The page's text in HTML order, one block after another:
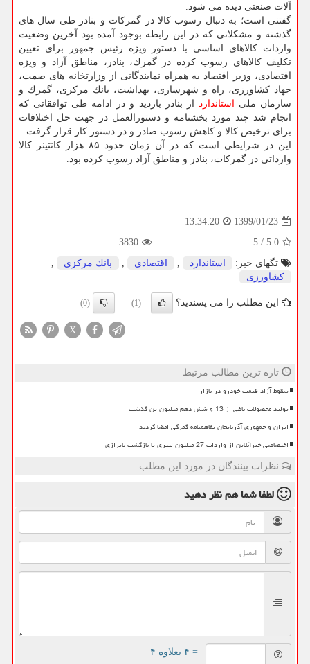
آلات صنعتی دیده می شود.
گفتنی است؛ به دنبال رسوب كالا در گمركات و بنادر طی سال های
گذشته و مشكلاتی كه در این رابطه بوجود آمده بود آخرین وضعیت
واردات كالاهای اساسی با دستور ویژه رئیس جمهور برای تعیین
تكلیف كالاهای رسوب كرده در گمرك، بنادر، مناطق آزاد و ویژه
اقتصادی، وزیر اقتصاد به همراه نمایندگانی از وزارتخانه های صمت،
جهاد كشاورزی، راه و شهرسازی، بهداشت، بانك مركزی، گمرك و
سازمان ملی استاندارد از بنادر بازدید و در ادامه طی توافقاتی كه
انجام شد چند مورد بخشنامه و دستورالعمل در جهت حل اختلافات
برای ترخیص كالا و كاهش رسوب صادر و در دستور كار قرار گرفت.
این در شرایطی است كه در آن زمان حدود ۸۵ هزار كانتینر كالا
وارداتی در گمركات، بنادر و مناطق آزاد رسوب كرده بود.
1399/01/23
13:34:20
5.0
/
5
3830
تگهای خبر:
استاندارد , اقتصادی , بانك مركزی
,
كشاورزی
این مطلب را می پسندید؟ (1)
(0)
X
تازه ترین مطالب مرتبط
سقوط آزاد قیمت خودرو در بازار
تولید محصولات باغی از 13 و شش دهم میلیون تن گذشت
ایران و جمهوری آذربایجان تفاهمنامه گمرکی امضا کردند
اختصاصی خبرآنلاین از واردات 27 میلیون لیتری تا بازگشت ناترازی
نظرات بینندگان در مورد این مطلب
لطفا شما همنظر دهید
= ۴ بعلاوه ۴